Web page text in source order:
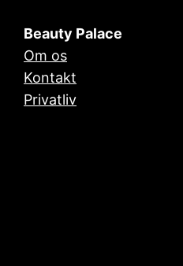
Beauty Palace
Om os
Kontakt
Privatliv